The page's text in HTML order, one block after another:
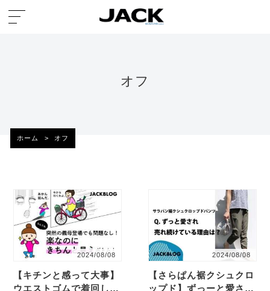
オフ
ホーム > オフ
2024/08/08
【キチンと感って大事】
ウエストゴムで着回しで
2024/08/08
【さらぱん裾クシュクロ
ップド】ずっーと愛され